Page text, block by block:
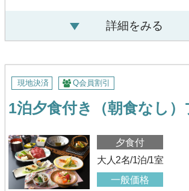
詳細をみる
現地決済 Q会員割引
1泊夕食付き（朝食なし）
夕食付
大人2名/1泊/1室
一般価格